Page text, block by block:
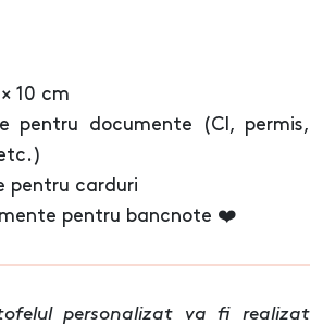
10 cm
pentru documente (CI, permis,
pentru carduri
pentru bancnote ❤️
personalizat va fi realizat